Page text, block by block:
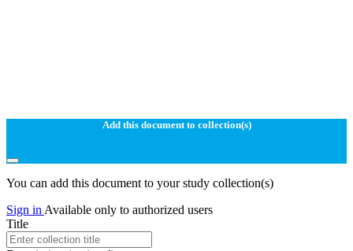
Add this document to collection(s)
You can add this document to your study collection(s)
Sign in Available only to authorized users
Title